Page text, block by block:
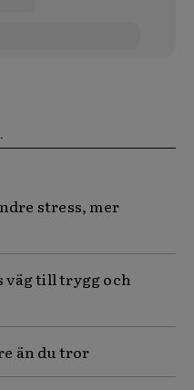
stress, mer
väg till trygg och
än du tror